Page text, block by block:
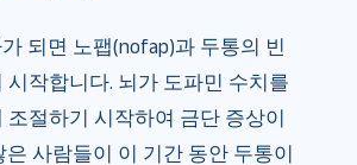
되면 노팹(nofap)과 두통의 빈
시작합니다. 뇌가 도파민 수치를
조절하기 시작하여 금단 증상이
은 사람들이 이 기간 동안 두통이